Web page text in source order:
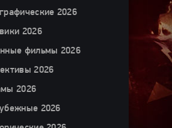
2026
2026
фильмы 2026
2026
2026
2026